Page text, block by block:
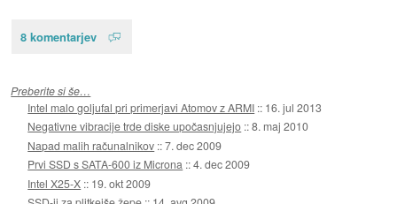
8 komentarjev
Preberite si še…
Intel malo goljufal pri primerjavi Atomov z ARMI :: 16. jul 2013
Negativne vibracije trde diske upočasnjujejo ::8. maj 2010
Napad malih računalnikov ::7. dec 2009
Prvi SSD s SATA-600 iz Microna ::4. dec 2009
Intel X25-X :: 19. okt 2009